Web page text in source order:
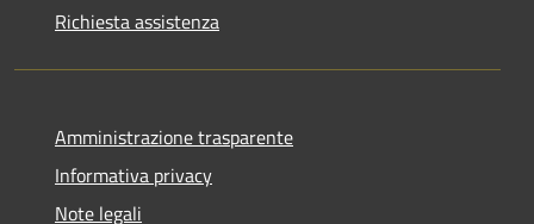
Richiesta assistenza
Amministrazione trasparente
Informativa privacy
Note legali